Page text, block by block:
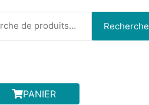
Recherche
PANIER